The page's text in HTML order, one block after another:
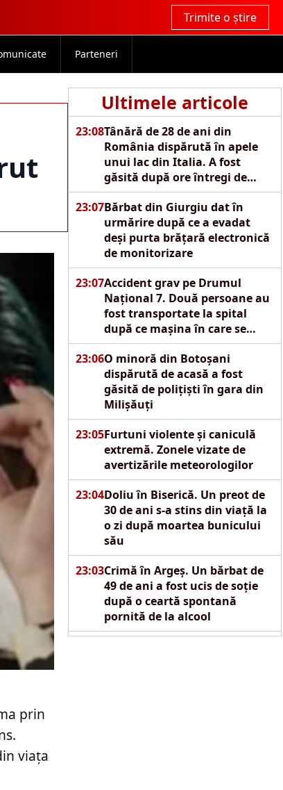
Trimite o știre
Parteneri
Ultimele articole
23:08Tânără de 28 de ani din
România dispărută în apele
unui lac din Italia. A fost
găsită după ore întregi de
căutări
23:07Bărbat din Giurgiu dat în
urmărire după ce a evadat
deși purta brățară electronică
de monitorizare
23:07Accident grav pe Drumul
Național 7. Două persoane au
fost transportate la spital
după ce mașina în care se
aflau s-a izbit de un pod
23:06O minoră din Botoșani
dispărută de acasă a fost
găsită de polițiști în gara din
Milișăuți
23:05Furtuni violente și caniculă
extremă. Zonele vizate de
avertizările meteorologilor
23:04Doliu în Biserică. Un preot de
30 de ani s-a stins din viață la
o zi după moartea bunicului
său
23:03Crimă în Argeș. Un bărbat de
49 de ani a fost ucis de soție
după o ceartă spontană
pornită de la alcool
prin
viața